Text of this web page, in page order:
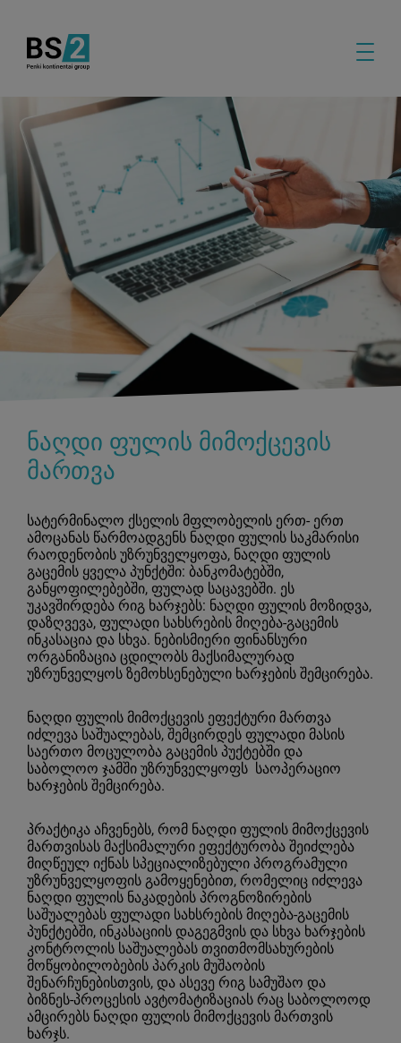
ნაღდი ფულის მიმოქცევის
მართვა
სატერმინალო ქსელის მფლობელის ერთ- ერთ
ამოცანას წარმოადგენს ნაღდი ფულის საკმარისი
რაოდენობის უზრუნველყოფა, ნაღდი ფულის
გაცემის ყველა პუნქტში: ბანკომატებში,
განყოფილებებში, ფულად საცავებში. ეს
უკავშირდება რიგ ხარჯებს: ნაღდი ფულის მოზიდვა,
დაზღვევა, ფულადი სახსრების მიღება-გაცემის
ინკასაცია და სხვა. ნებისმიერი ფინანსური
ორგანიზაცია ცდილობს მაქსიმალურად
უზრუნველყოს ზემოხსენებული ხარჯების შემცირება.
ნაღდი ფულის მიმოქცევის ეფექტური მართვა
იძლევა საშუალებას, შემცირდეს ფულადი მასის
საერთო მოცულობა გაცემის პუქტებში და
საბოლოო ჯამში უზრუნველყოფს საოპერაციო
ხარჯების შემცირება.
პრაქტიკა აჩვენებს, რომ ნაღდი ფულის მიმოქცევის
მართვისას მაქსიმალური ეფექტურობა შეიძლება
მიღწეულ იქნას სპეციალიზებული პროგრამული
უზრუნველყოფის გამოყენებით, რომელიც იძლევა
ნაღდი ფულის ნაკადების პროგნოზირების
საშუალებას ფულადი სახსრების მიღება-გაცემის
პუნქტებში, ინკასაციის დაგეგმვის და სხვა ხარჯების
კონტროლის საშუალებას თვითმომსახურების
მოწყობილობების პარკის მუშაობის
შენარჩუნებისთვის, და ასევე რიგ სამუშაო და
ბიზნეს-პროცესის ავტომატიზაციას რაც საბოლოოდ
ამცირებს ნაღდი ფულის მიმოქცევის მართვის
ხარჯს.